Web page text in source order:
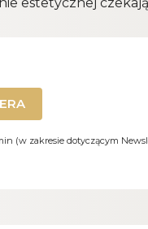
(w zakresie dotyczącym